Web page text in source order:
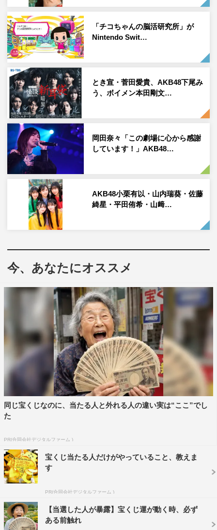
の納品が遅れがちなM.TOKUさんに取材担当してもらいた
いと思って。得意ジャンルでしょ？
M.TOKU：うわぁ、ビックリするほど何も言い返せない。
かしこまりました。片山さんって、あのAKB48で活躍さ
れていた？
編集長：そうそう。今はクラウズプレイカンパニーの社員
として働いていて。『チコちゃんの脳活研究所』のPRも
担当しているみたい。アイドルから社会人になってみての
変化など、いろいろと聞いてみてください。
ということで、しばし快適ライフとはお別れ、涙ながらに
編集部に向かうことになったM.TOKUが、『チコちゃんの
脳活研究所』の魅力についてお話を聞くことになりまし
「チコちゃんの脳活研究所」が
Nintendo Swit…
とき宣・菅田愛貴、AKB48下尾み
う、ボイメン本田剛文…
岡田奈々「この劇場に心から感謝
しています！」AKB48…
AKB48小栗有以・山内瑞葵・佐藤
綺星・平田侑希・山﨑…
今、あなたにオススメ
同じ宝くじなのに、当たる人と外れる人の違い実は“ここ”でし
た
PR(合同会社デジタルファーム )
宝くじ当たる人だけがやっていること、教えま
す
PR(合同会社デジタルファーム )
【当選した人が暴露】宝くじ運が動く時、必ず
ある前触れ